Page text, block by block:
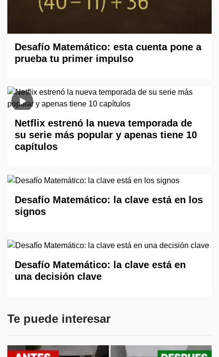
Desafío Matemático: esta cuenta pone a
prueba tu primer impulso
Netflix estrenó la nueva temporada de
su serie más popular y apenas tiene 10
capítulos
Desafío Matemático: la clave está en los
signos
Desafío Matemático: la clave está en
una decisión clave
Te puede interesar